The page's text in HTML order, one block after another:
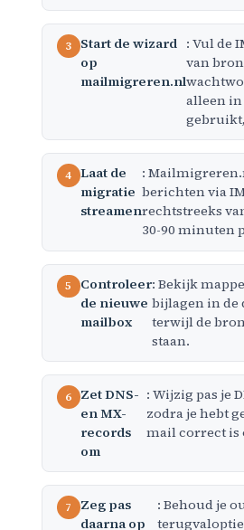
Start de wizard
op
mailmigreren.nl
: Vul de
van
alleen
Laat de
migratie
streamen
:
berichten via
rechtstreeks
30-90 minuten
Controleer
de nieuwe
mailbox
: Bekijk
bijlagen in de
terwijl de
staan.
Zet DNS-
en MX-
records
om
: Wijzig pas je
zodra je hebt
mail correct is
Zeg pas
daarna op
: Behoud je